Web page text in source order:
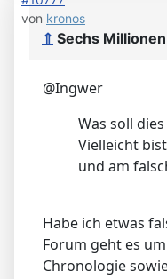
von kronos
⇑ Sechs Millionen
@Ingwer
Was soll
Vielleicht
und am
Habe ich etwas
Forum geht es
Chronologie